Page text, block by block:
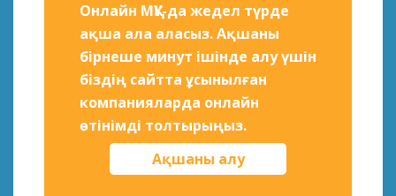
Онлайн МҚҰ-да жедел түрде
ақша ала аласыз. Ақшаны
бірнеше минут ішінде алу үшін
біздің сайтта ұсынылған
компанияларда онлайн
өтінімді толтырыңыз.
Ақшаны алу